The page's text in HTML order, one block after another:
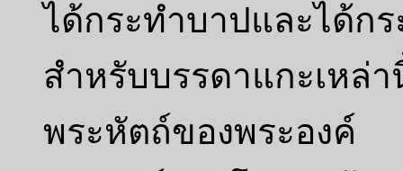
ได้กระทำบาปและได้
สำหรับบรรดาแกะเหล่
พระหัตถ์ของพระอง